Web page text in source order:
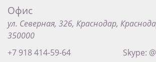
Офис
ул. Северная, 326, Краснодар,
350000
+7 918 414-59-64
Skype: